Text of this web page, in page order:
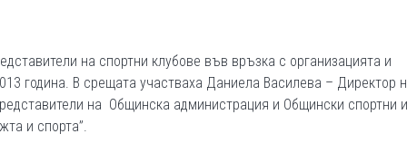
на спортни клубове във връзка с организацията и
година. В срещата участваха Даниела Василева – Директор
на Общинска администрация и Общински спортни
и спорта”.